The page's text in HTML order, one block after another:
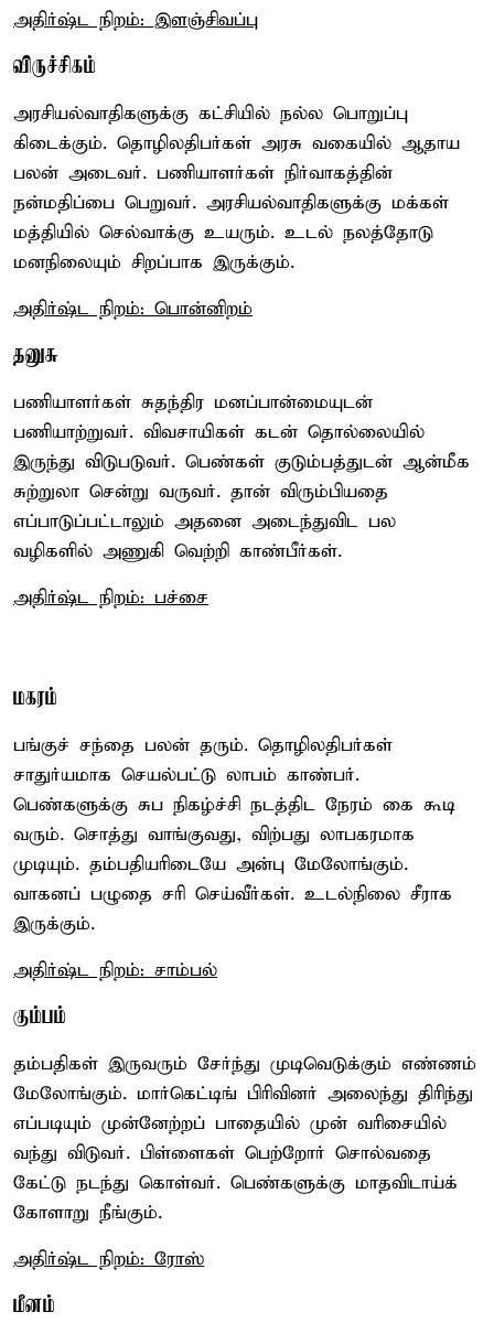
அதிர்ஷ்ட நிறம்: இளஞ்சிவப்பு
விருச்சிகம்
அரசியல்வாதிகளுக்கு கட்சியில் நல்ல பொறுப்பு
கிடைக்கும். தொழிலதிபர்கள் அரசு வகையில் ஆதாய
பலன் அடைவர். பணியாளர்கள் நிர்வாகத்தின்
நன்மதிப்பை பெறுவர். அரசியல்வாதிகளுக்கு மக்கள்
மத்தியில் செல்வாக்கு உயரும். உடல் நலத்தோடு
மனநிலையும் சிறப்பாக இருக்கும்.
அதிர்ஷ்ட நிறம்: பொன்னிறம்
தனுசு
பணியாளர்கள் சுதந்திர மனப்பான்மையுடன்
பணியாற்றுவர். விவசாயிகள் கடன் தொல்லையில்
இருந்து விடுபடுவர். பெண்கள் குடும்பத்துடன் ஆன்மீக
சுற்றுலா சென்று வருவர். தான் விரும்பியதை
எப்பாடுப்பட்டாலும் அதனை அடைந்துவிட பல
வழிகளில் அணுகி வெற்றி காண்பீர்கள்.
அதிர்ஷ்ட நிறம்: பச்சை
மகரம்
பங்குச் சந்தை பலன் தரும். தொழிலதிபர்கள்
சாதுர்யமாக செயல்பட்டு லாபம் காண்பர்.
பெண்களுக்கு சுப நிகழ்ச்சி நடத்திட நேரம் கை கூடி
வரும். சொத்து வாங்குவது, விற்பது லாபகரமாக
முடியும். தம்பதியரிடையே அன்பு மேலோங்கும்.
வாகனப் பழுதை சரி செய்வீர்கள். உடல்நிலை சீராக
இருக்கும்.
அதிர்ஷ்ட நிறம்: சாம்பல்
கும்பம்
தம்பதிகள் இருவரும் சேர்ந்து முடிவெடுக்கும் எண்ணம்
மேலோங்கும். மார்கெட்டிங் பிரிவினர் அலைந்து திரிந்து
எப்படியும் முன்னேற்றப் பாதையில் முன் வரிசையில்
வந்து விடுவர். பிள்ளைகள் பெற்றோர் சொல்வதை
கேட்டு நடந்து கொள்வர். பெண்களுக்கு மாதவிடாய்க்
கோளாறு நீங்கும்.
அதிர்ஷ்ட நிறம்: ரோஸ்
மீனம்